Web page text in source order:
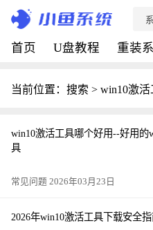
首页 U盘教程 重装
当前位置：搜索 > win10激活
win10激活工具哪个好用--好用的
具
常见问题 2026年03月23日
2026年win10激活工具下载安全